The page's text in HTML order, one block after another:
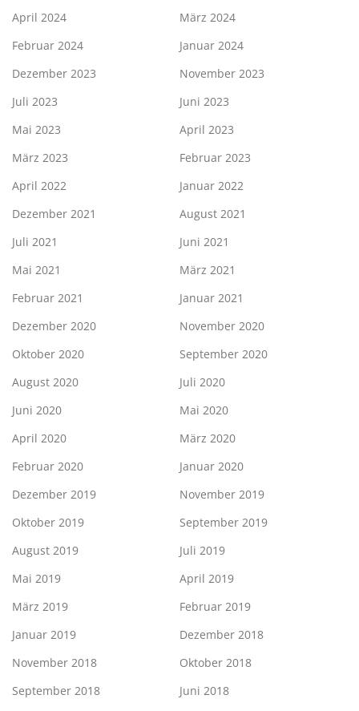
April 2024
März 2024
Februar 2024
Januar 2024
Dezember 2023
November 2023
Juli 2023
Juni 2023
Mai 2023
April 2023
März 2023
Februar 2023
April 2022
Januar 2022
Dezember 2021
August 2021
Juli 2021
Juni 2021
Mai 2021
März 2021
Februar 2021
Januar 2021
Dezember 2020
November 2020
Oktober 2020
September 2020
August 2020
Juli 2020
Juni 2020
Mai 2020
April 2020
März 2020
Februar 2020
Januar 2020
Dezember 2019
November 2019
Oktober 2019
September 2019
August 2019
Juli 2019
Mai 2019
April 2019
März 2019
Februar 2019
Januar 2019
Dezember 2018
November 2018
Oktober 2018
September 2018
Juni 2018